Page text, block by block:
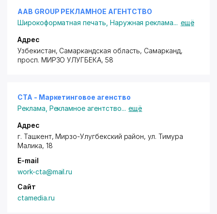
AAB GROUP РЕКЛАМНОЕ АГЕНТСТВО
Широкоформатная печать Наружная реклама... ещё
Адрес
Узбекистан, Самаркандская область, Самарканд,
просп. МИРЗО УЛУГБЕКА, 58
CTA - Маркетинговое агенство
Реклама Рекламное агентство... ещё
Адрес
г. Ташкент, Мирзо-Улугбекский район, ул. Тимура
Малика, 18
E-mail
work-cta@mail.ru
Сайт
ctamedia.ru